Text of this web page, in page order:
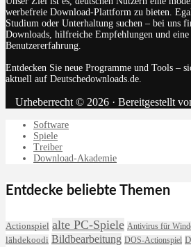
werbefreie Download-Plattform zu bieten.
Studium oder Unterhaltung suchen – bei uns
Downloads, hilfreiche Empfehlungen und eine
Benutzererfahrung.
Entdecken Sie neue Programme und Tools –
aktuell auf Deutschedownloads.de.
Urheberrecht © 2026 · Bereitgestellt
Software
Spiele
Treiber
Download-Akademie
Entdecke beliebte Themen
Actionspiel alte PC-Spiele Antivirus für
lähdekoodi Bildbearbeitung DOS-Actionspiel